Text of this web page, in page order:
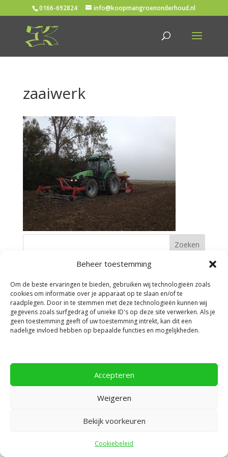
Beheer toestemming
Om de beste ervaringen te bieden, gebruiken wij technologieën zoals
cookies om informatie over je apparaat op te slaan en/of te
raadplegen. Door in te stemmen met deze technologieën kunnen wij
gegevens zoals surfgedrag of unieke ID's op deze site verwerken. Als je
geen toestemming geeft of uw toestemming intrekt, kan dit een
nadelige invloed hebben op bepaalde functies en mogelijkheden.
Accepteren
Weigeren
Bekijk voorkeuren
Cookiebeleid
0166-692824 info@koopmangroenonderhoud.nl
zaaiwerk
Elegant Themes
doorWordPress